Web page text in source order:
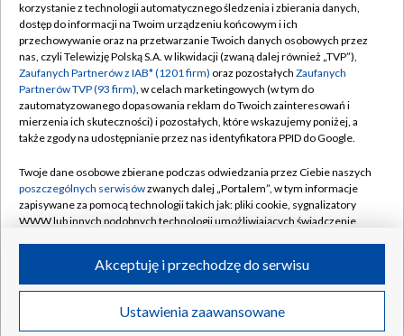
TVP
Abonament TVP
Emisja w TVP
Centrum informacji TVP
Naziemna Telewizja Cyfrowa
Rada Programowa
System NOS
Informacje o nadawcy
Program dla prasy
Ogłoszenie przetargowe
Regulamin TVP
Polityka prywatności
Moje zgody
Pomoc
Kontakt
Kanały
©2026 Telewizja Polska S.A. w likwidacji
korzystanie z technologii automatycznego śledzenia i zbierania danych,
dostęp do informacji na Twoim urządzeniu końcowym i ich
przechowywanie oraz na przetwarzanie Twoich danych osobowych przez
nas, czyli Telewizję Polską S.A. w likwidacji (zwaną dalej również „TVP”),
Zaufanych Partnerów z IAB* (1201 firm) oraz pozostałych Zaufanych
Partnerów TVP (93 firm), w celach marketingowych (w tym do
zautomatyzowanego dopasowania reklam do Twoich zainteresowań i
mierzenia ich skuteczności) i pozostałych, które wskazujemy poniżej, a
także zgody na udostępnianie przez nas identyfikatora PPID do Google.
Twoje dane osobowe zbierane podczas odwiedzania przez Ciebie naszych
poszczególnych serwisówzwanych dalej „Portalem”, w tym informacje
zapisywane za pomocą technologii takich jak: pliki cookie, sygnalizatory
WWW lub innych podobnych technologii umożliwiających świadczenie
ruchu w Internecie.
Twoje dane osobowe zbierane podczas odwiedzania przez Ciebie
poszczególnych serwisówna Portalu, takie jak adresy IP, identyfikatory
Ustawienia zaawansowane
Akceptuję i przechodzę do serwisu